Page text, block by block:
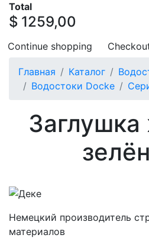
Total
$ 1259,00
Continue shopping
Главная Каталог
Водостоки Docke
Немецкий производитель
материалов